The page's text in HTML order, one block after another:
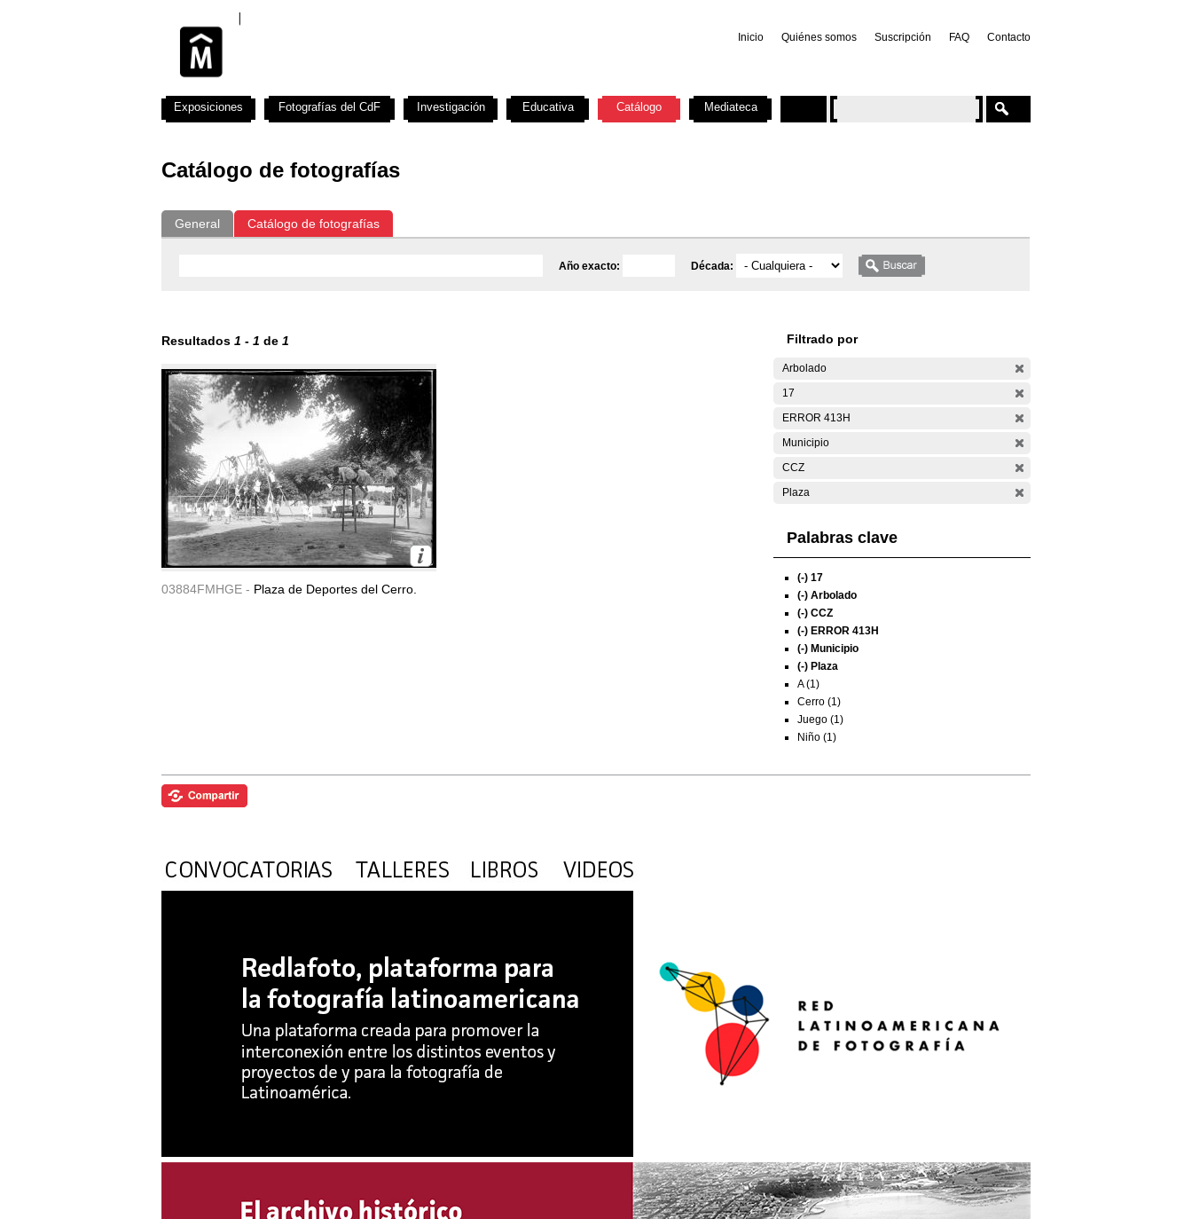
Inicio Quiénes somos Suscripción FAQ Contacto
Catálogo de fotografías
General Catálogo de fotografías
Año exacto: Década:
Resultados 1 - 1 de 1
03884FMHGE - Plaza de Deportes del Cerro.
Filtrado por
Arbolado
17
ERROR 413H
Municipio
CCZ
Plaza
Palabras clave
(-) 17
(-) Arbolado
(-) CCZ
(-) ERROR 413H
(-) Municipio
(-) Plaza
A (1)
Cerro (1)
Juego (1)
Niño (1)
Exposiciones Fotografías del CdF Investigación Educativa Catálogo Mediateca